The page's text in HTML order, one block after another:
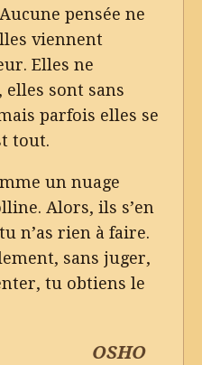
pensée ne
viennent
Elles ne
elles sont sans
parfois elles se
tout.
un nuage
Alors, ils s’en
n’as rien à faire.
sans juger,
tu obtiens le
OSHO